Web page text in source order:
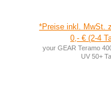
*Preise inkl. MwSt.
0,- € (2-4
your GEAR Teramo
UV 50+